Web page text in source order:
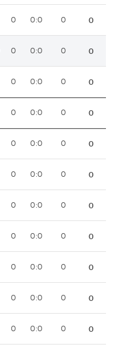
0 0:0 0 0
0 0:0 0 0
0 0:0 0 0
0 0:0 0 0
0 0:0 0 0
0 0:0 0 0
0 0:0 0 0
0 0:0 0 0
0 0:0 0 0
0 0:0 0 0
0 0:0 0 0